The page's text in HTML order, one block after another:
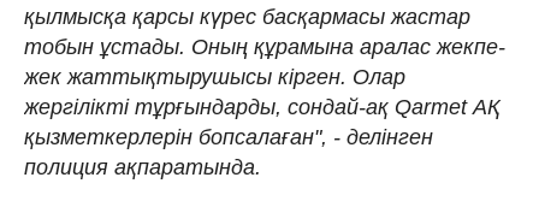
қылмысқа қарсы күрес басқармасы жастар
тобын ұстады. Оның құрамына аралас жекпе-
жек жаттықтырушысы кірген. Олар
жергілікті тұрғындарды, сондай-ақ Qarmet АҚ
қызметкерлерін бопсалаған", - делінген
полиция ақпаратында.